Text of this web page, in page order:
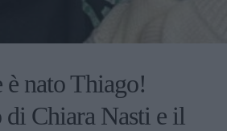
nato Thiago!
Chiara Nasti e il